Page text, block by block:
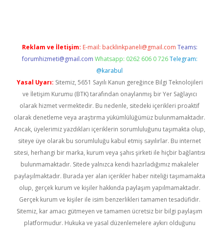
Reklam ve İletişim: E-mail: backlinkpaneli@gmail.com Teams:
forumhizmeti@gmail.com Whatsapp: 0262 606 0 726 Telegram:
@karabul
Yasal Uyarı: Sitemiz, 5651 Sayılı Kanun gereğince Bilgi Teknolojileri
ve İletişim Kurumu (BTK) tarafından onaylanmış bir Yer Sağlayıcı
olarak hizmet vermektedir. Bu nedenle, sitedeki içerikleri proaktif
olarak denetleme veya araştırma yükümlülüğümüz bulunmamaktadır.
Ancak, üyelerimiz yazdıkları içeriklerin sorumluluğunu taşımakta olup,
siteye üye olarak bu sorumluluğu kabul etmiş sayılırlar. Bu internet
sitesi, herhangi bir marka, kurum veya şahıs şirketi ile hiçbir bağlantısı
bulunmamaktadır. Sitede yalnızca kendi hazırladığımız makaleler
paylaşılmaktadır. Burada yer alan içerikler haber niteliği taşımamakta
olup, gerçek kurum ve kişiler hakkında paylaşım yapılmamaktadır.
Gerçek kurum ve kişiler ile isim benzerlikleri tamamen tesadüfidir.
Sitemiz, kar amacı gütmeyen ve tamamen ücretsiz bir bilgi paylaşım
platformudur. Hukuka ve yasal düzenlemelere aykırı olduğunu